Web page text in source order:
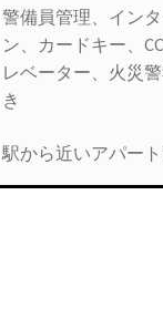
警備員管理、イン
ン、カードキー、
レベーター、火災
き
駅から近いアパー